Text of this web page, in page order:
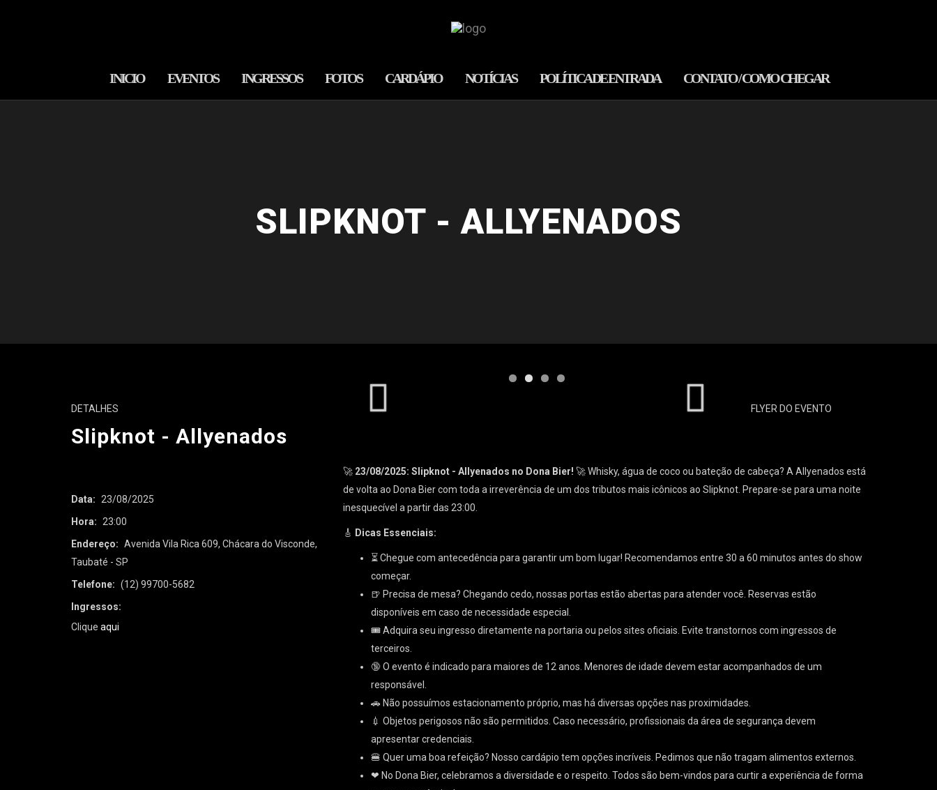
INICIO EVENTOS INGRESSOS FOTOS CARDÁPIO NOTÍCIAS POLÍTICA DE ENTRADA CONTATO / COMO CHEGAR
SLIPKNOT - ALLYENADOS
DETALHES
Slipknot - Allyenados
Data:
23/08/2025
Hora:
23:00
Endereço: Avenida Vila Rica 609, Chácara do Visconde,
Taubaté - SP
Telefone: (12) 99700-5682
Ingressos:
Clique aqui
FLYER DO EVENTO
🚀 23/08/2025: Slipknot - Allyenados no Dona Bier! 🚀 Whisky, água de coco ou bateção de cabeça? A Allyenados está
de volta ao Dona Bier com toda a irreverência de um dos tributos mais icônicos ao Slipknot. Prepare-se para uma noite
inesquecível a partir das 23:00.
🎸 Dicas Essenciais:
⏳ Chegue com antecedência para garantir um bom lugar! Recomendamos entre 30 a 60 minutos antes do show
começar.
🍺 Precisa de mesa? Chegando cedo, nossas portas estão abertas para atender você. Reservas estão
disponíveis em caso de necessidade especial.
🎟 Adquira seu ingresso diretamente na portaria ou pelos sites oficiais. Evite transtornos com ingressos de
terceiros.
🔞 O evento é indicado para maiores de 12 anos. Menores de idade devem estar acompanhados de um
responsável.
🚗 Não possuímos estacionamento próprio, mas há diversas opções nas proximidades.
💉 Objetos perigosos não são permitidos. Caso necessário, profissionais da área de segurança devem
apresentar credenciais.
🍔 Quer uma boa refeição? Nosso cardápio tem opções incríveis. Pedimos que não tragam alimentos externos.
❤ No Dona Bier, celebramos a diversidade e o respeito. Todos são bem-vindos para curtir a experiência de forma